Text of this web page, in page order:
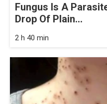
Fungus Is A
Drop Of Plain...
2 h 40 min